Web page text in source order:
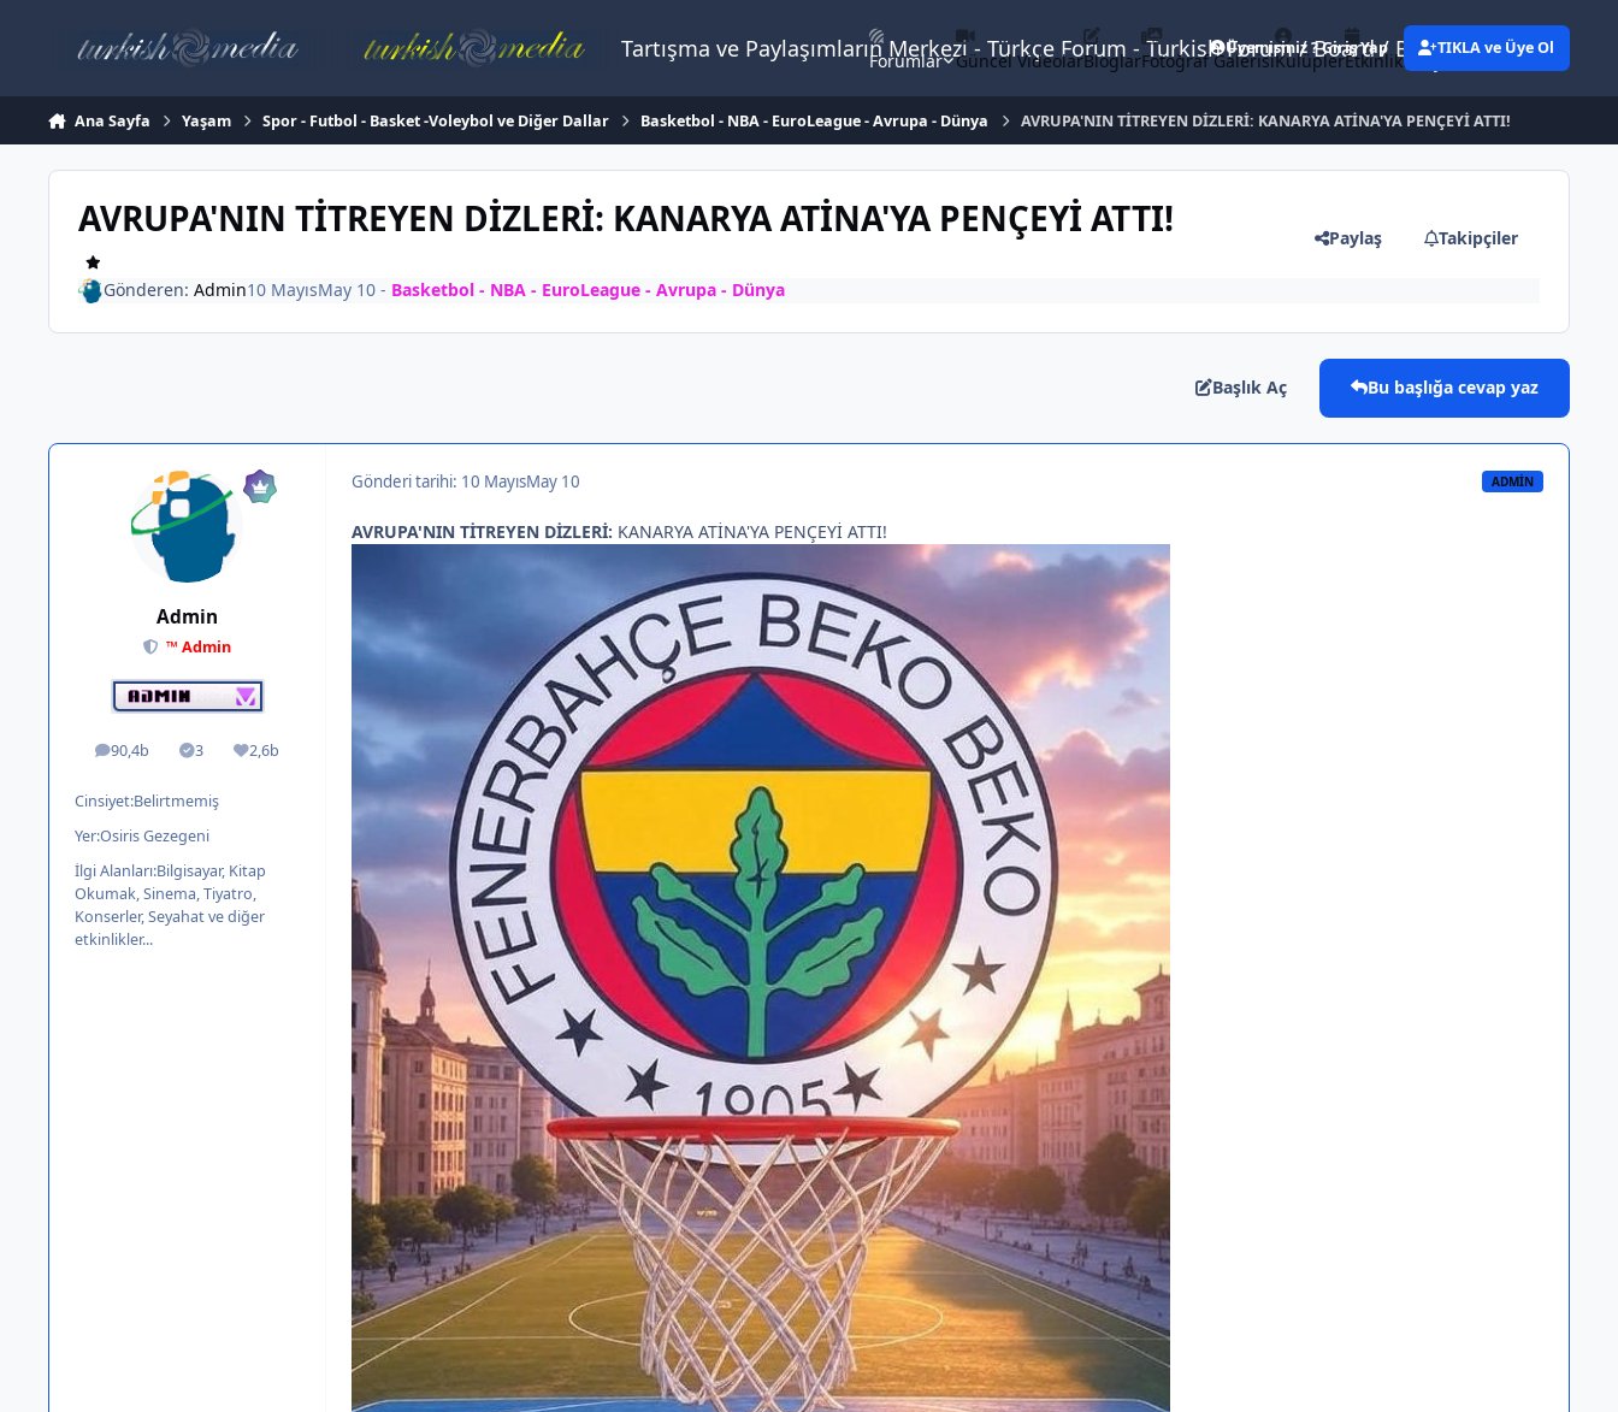
Tartışma ve Paylaşımların Merkezi - Türkçe Forum - Turkish Forum / Board / Blog
Forumlar Güncel VideolarBloglarFotoğraf GalerisiKulüplerEtkinliklerEylemler
Üyemisiniz ? Giriş Yap TIKLA ve Üye Ol
Ana Sayfa Yaşam Spor - Futbol - Basket -Voleybol ve Diğer Dallar Basketbol - NBA - EuroLeague - Avrupa - Dünya AVRUPA'NIN TİTREYEN DİZLERİ: KANARYA ATİNA'YA PENÇEYİ ATTI!
AVRUPA'NIN TİTREYEN DİZLERİ: KANARYA ATİNA'YA PENÇEYİ ATTI! Paylaş Takipçiler
Gönderen: Admin10 MayısMay 10 - Basketbol - NBA - EuroLeague - Avrupa - Dünya
Başlık Aç Bu başlığa cevap yaz
Admin
™ Admin
90,4b
ileti 3
Solutions2,6b
İtibar
Cinsiyet:Belirtmemiş
Yer:Osiris Gezegeni
İlgi Alanları:Bilgisayar, Kitap
Okumak, Sinema, Tiyatro,
Konserler, Seyahat ve diğer
etkinlikler...
Gönderi tarihi: 10 MayısMay 10 ADMIN
AVRUPA'NIN TİTREYEN DİZLERİ: KANARYA ATİNA'YA PENÇEYİ ATTI!